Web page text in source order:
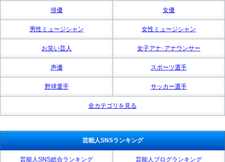
俳優 女優
男性ミュージシャン 女性ミュージシャン
お笑い芸人 女子アナ･アナウンサー
声優 スポーツ選手
野球選手 サッカー選手
全カテゴリを見る
芸能人SNSランキング
芸能人SNS総合ランキング 芸能人ブログランキング